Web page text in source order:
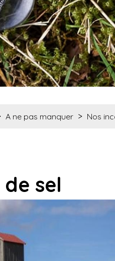
A ne pas manquer > Nos
sel